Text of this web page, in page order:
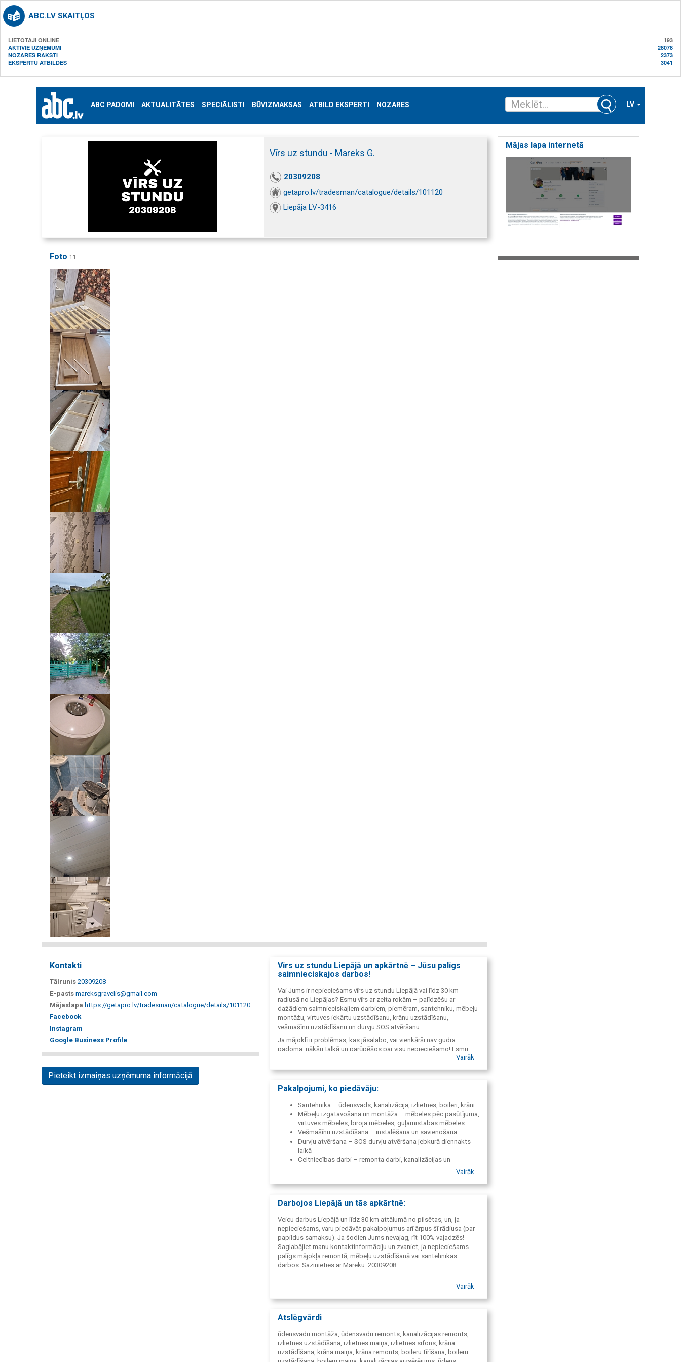
ABC.LV SKAITĻOS
LIETOTĀJI ONLINE
193
AKTĪVIE UZŅĒMUMI
28078
NOZARES RAKSTI
2373
EKSPERTU ATBILDES
3041
ABC PADOMI AKTUALITĀTES SPECIĀLISTI BŪVIZMAKSAS ATBILD EKSPERTI NOZARES LV
Vīrs uz stundu - Mareks G.
20309208
getapro.lv/tradesman/catalogue/details/101120
Liepāja LV-3416
Foto 11
Kontakti
Tālrunis 20309208
E-pasts mareksgravelis@gmail.com
Mājaslapa https://getapro.lv/tradesman/catalogue/details/101120
Facebook
Instagram
Google Business Profile
Pieteikt izmaiņas uzņēmuma informācijā
Vīrs uz stundu Liepājā un apkārtnē – Jūsu palīgs
saimnieciskajos darbos!
Vai Jums ir nepieciešams vīrs uz stundu Liepājā vai līdz 30 km
radiusā no Liepājas? Esmu vīrs ar zelta rokām – palīdzēšu ar
dažādiem saimnieciskajiem darbiem, piemēram, santehniku, mēbeļu
montāžu, virtuves iekārtu uzstādīšanu, krānu uzstādīšanu,
vešmašīnu uzstādīšanu un durvju SOS atvēršanu.
Ja mājoklī ir problēmas, kas jāsalabo, vai vienkārši nav gudra
padoma, nākšu talkā un parūpēšos par visu nepieciešamo! Esmu
pieredzējis santehniķis, mēbeļu montētājs, un varu palīdzēt arī ar
Vairāk
Pakalpojumi, ko piedāvāju:
Santehnika – ūdensvads, kanalizācija, izlietnes, boileri, krāni
Mēbeļu izgatavošana un montāža – mēbeles pēc pasūtījuma,
virtuves mēbeles, biroja mēbeles, guļamistabas mēbeles
Vešmašīnu uzstādīšana – instalēšana un savienošana
Durvju atvēršana – SOS durvju atvēršana jebkurā diennakts
laikā
Celtniecības darbi – remonta darbi, kanalizācijas un
griestu apdare
krāvēja pakalpojumi
Vairāk
Darbojos Liepājā un tās apkārtnē:
Veicu darbus Liepājā un līdz 30 km attālumā no pilsētas, un, ja
nepieciešams, varu piedāvāt pakalpojumus arī ārpus šī rādiusa (par
papildus samaksu). Ja šodien Jums nevajag, rīt 100% vajadzēs!
Saglabājiet manu kontaktinformāciju un zvaniet, ja nepieciešams
palīgs mājokļa remontā, mēbeļu uzstādīšanā vai santehnikas
darbos. Sazinieties ar Mareku: 20309208.
Vairāk
Atslēgvārdi
ūdensvadu montāža, ūdensvadu remonts, kanalizācijas remonts,
izlietnes uzstādīšana, izlietnes maiņa, izlietnes sifons, krāna
uzstādīšana, krāna maiņa, krāna remonts, boileru tīrīšana, boileru
Mājas lapa internetā